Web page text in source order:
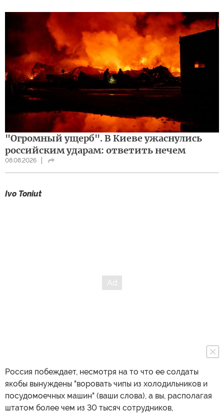
"Огромный ущерб". В Киеве ужаснулись
российским ударам: ответить нечем
08.08.2026
Ivo Toniut
Россия побеждает, несмотря на то что ее солдаты
якобы вынуждены "воровать чипы из холодильников и
посудомоечных машин" (ваши слова), а вы, располагая
штатом более чем из 30 тысяч сотрудников,